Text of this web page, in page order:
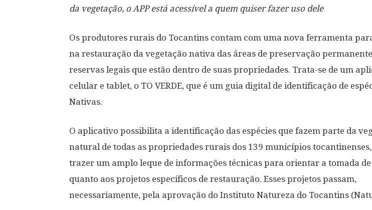
da vegetação, o APP está acessível a quem quiser fazer uso dele
Os produtores rurais do Tocantins contam com uma nova ferramenta
na restauração da vegetação nativa das áreas de preservação
reservas legais que estão dentro de suas propriedades. Trata-se de um
celular e tablet, o TO VERDE, que é um guia digital de identificação de
Nativas.
O aplicativo possibilita a identificação das espécies que fazem parte da
natural de todas as propriedades rurais dos 139 municípios
trazer um amplo leque de informações técnicas para orientar a tomada de
quanto aos projetos específicos de restauração. Esses projetos passam,
necessariamente, pela aprovação do Instituto Natureza do Tocantins